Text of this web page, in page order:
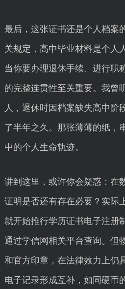
最后，这张证书还是个人档案
关规定，高中毕业材料是个人
当你要办理退休手续、进行职
的完整连贯性至关重要。我曾
人，退休时因档案缺失高中阶
了半年之久。那张薄薄的纸，
中的个人生命轨迹。
讲到这里，或许你会疑惑：在
证明是否还有存在必要？实际
就开始推行学历证书电子注册
通过学信网相关平台查询。但
和官方印章，在法律效力上仍
电子记录形成互补，如同硬币